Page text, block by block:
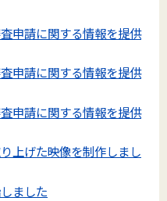
申請に関する情報を提供
申請に関する情報を提供
申請に関する情報を提供
上げた映像を制作しまし
ました